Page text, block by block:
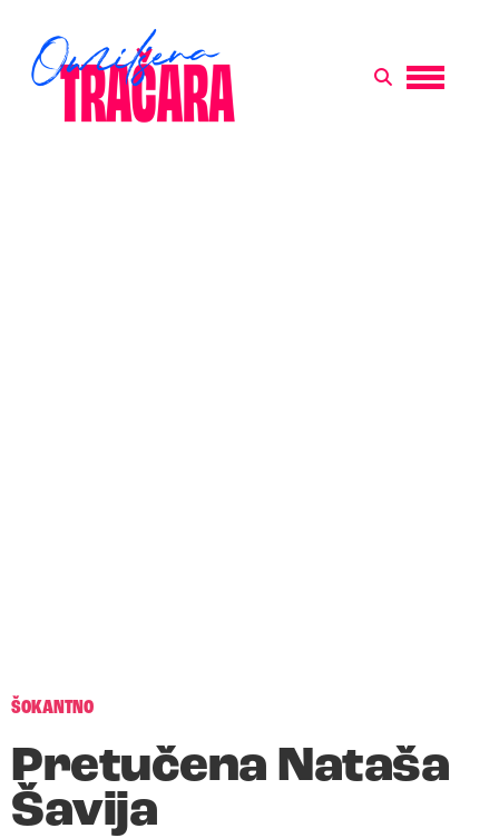
ŠOKANTNO
Pretučena Nataša
Šavija